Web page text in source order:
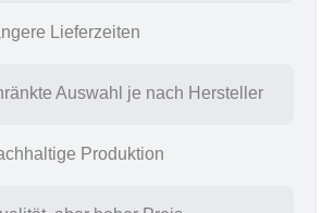
Lieferzeiten
Auswahl je nach Hersteller
Produktion